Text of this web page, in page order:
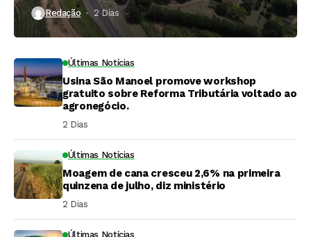
Redação 2 Dias ⁮
Últimas Notícias
Usina São Manoel promove workshop
gratuito sobre Reforma Tributária voltado ao
agronegócio.
2 Dias ⁮
Últimas Notícias
Moagem de cana cresceu 2,6% na primeira
quinzena de julho, diz ministério
2 Dias ⁮
Últimas Notícias